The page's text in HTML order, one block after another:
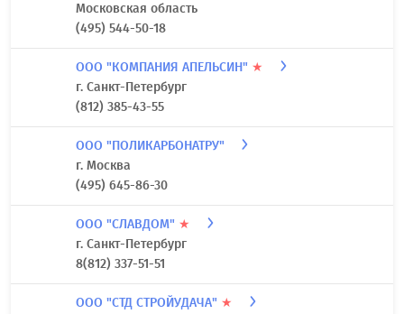
Московская область
(495) 544-50-18
ООО "КОМПАНИЯ АПЕЛЬСИН" ★
г. Санкт-Петербург
(812) 385-43-55
ООО "ПОЛИКАРБОНАТРУ"
г. Москва
(495) 645-86-30
ООО "СЛАВДОМ" ★
г. Санкт-Петербург
8(812) 337-51-51
ООО "СТД СТРОЙУДАЧА" ★